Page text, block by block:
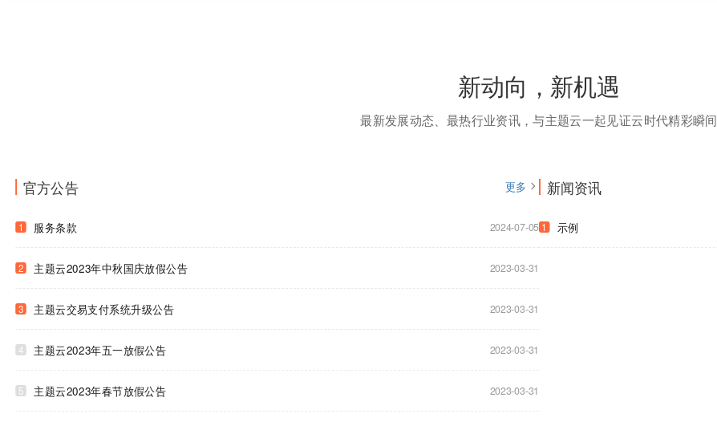
新动向，新机遇
最新发展动态、最热行业资讯，与主题云一起见证云时代精彩瞬间
官方公告 更多
1 服务条款 2024-07-05
2 主题云2023年中秋国庆放假公告 2023-03-31
3 主题云交易支付系统升级公告 2023-03-31
4 主题云2023年五一放假公告 2023-03-31
5 主题云2023年春节放假公告 2023-03-31
新闻资讯
1 示例